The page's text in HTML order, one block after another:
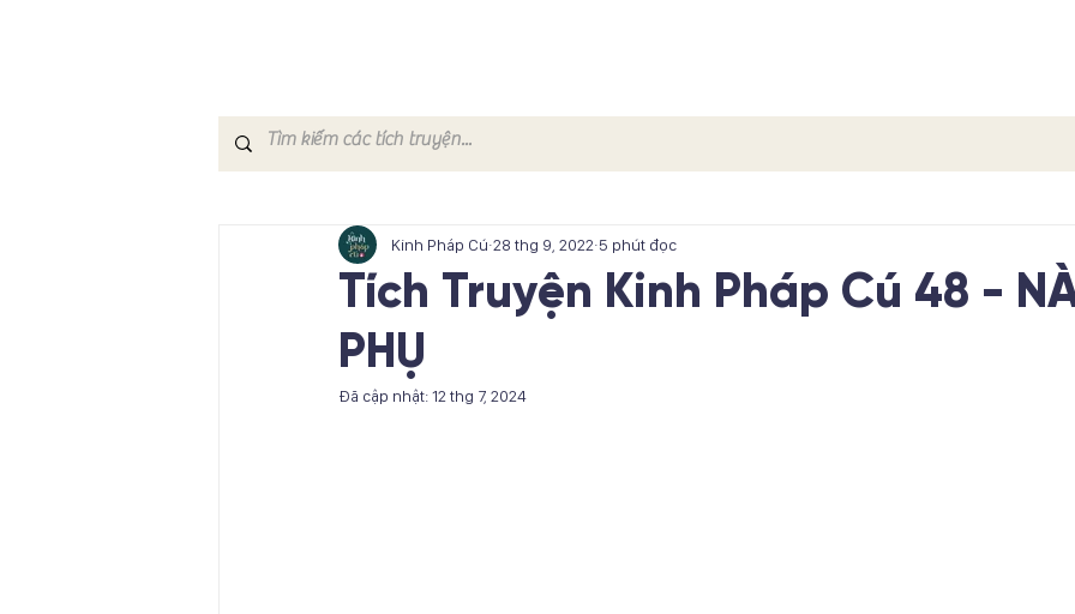
Tích Truyện Kinh Pháp Cú 48 -
PHỤ
Kinh Pháp Cú 28 thg 9, 2022 5 phút đọc
Đã cập nhật:12 thg 7, 2024